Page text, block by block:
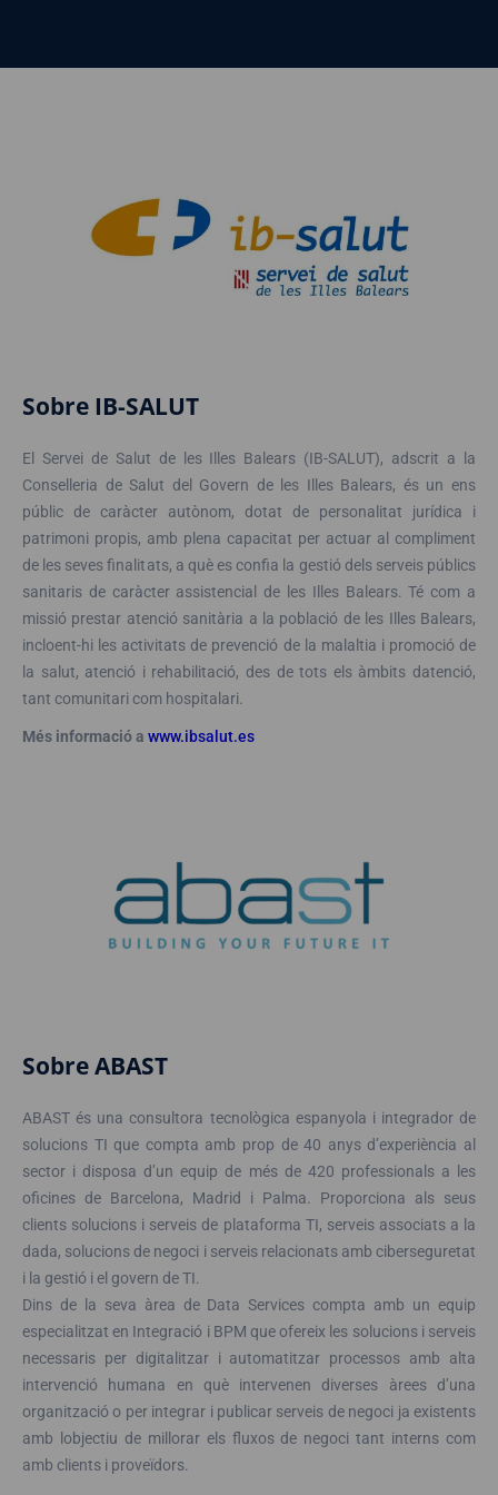
Sobre IB-SALUT
El Servei de Salut de les Illes Balears (IB-SALUT), adscrit a la
Conselleria de Salut del Govern de les Illes Balears, és un ens
públic de caràcter autònom, dotat de personalitat jurídica i
patrimoni propis, amb plena capacitat per actuar al compliment
de les seves finalitats, a què es confia la gestió dels serveis públics
sanitaris de caràcter assistencial de les Illes Balears. Té com a
missió prestar atenció sanitària a la població de les Illes Balears,
incloent-hi les activitats de prevenció de la malaltia i promoció de
la salut, atenció i rehabilitació, des de tots els àmbits datenció,
tant comunitari com hospitalari.
Més informació a www.ibsalut.es
Sobre ABAST
ABAST és una consultora tecnològica espanyola i integrador de
solucions TI que compta amb prop de 40 anys d’experiència al
sector i disposa d’un equip de més de 420 professionals a les
oficines de Barcelona, Madrid i Palma. Proporciona als seus
clients solucions i serveis de plataforma TI, serveis associats a la
dada, solucions de negoci i serveis relacionats amb ciberseguretat
i la gestió i el govern de TI.
Dins de la seva àrea de Data Services compta amb un equip
especialitzat en Integració i BPM que ofereix les solucions i serveis
necessaris per digitalitzar i automatitzar processos amb alta
intervenció humana en què intervenen diverses àrees d’una
organització o per integrar i publicar serveis de negoci ja existents
amb lobjectiu de millorar els fluxos de negoci tant interns com
amb clients i proveïdors.